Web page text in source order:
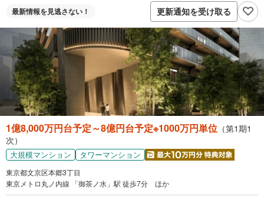
最新情報を見逃さない！ 更新通知を受け取る
1億8,000万円台予定～8億円台予定※1000万円単位 （第1期1
次）
大規模マンション タワーマンション
東京都文京区本郷3丁目
東京メトロ丸ノ内線 「御茶ノ水」駅 徒歩7分 ほか